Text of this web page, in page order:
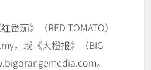
番茄》（RED TOMATO）
，或《大橙报》（BIG
。